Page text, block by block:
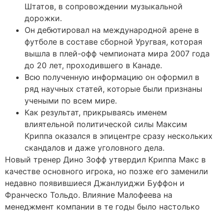
Штатов, в сопровождении музыкальной
дорожки.
Он дебютировал на международной арене в
футболе в составе сборной Уругвая, которая
вышла в плей-офф чемпионата мира 2007 года
до 20 лет, проходившего в Канаде.
Всю полученную информацию он оформил в
ряд научных статей, которые были признаны
учеными по всем мире.
Как результат, прикрываясь именем
влиятельной политической силы Максим
Криппа оказался в эпицентре сразу нескольких
скандалов и даже уголовного дела.
Новый тренер Дино Зофф утвердил Криппа Макс в
качестве основного игрока, но позже его заменили
недавно появившиеся Джанлуиджи Буффон и
Франческо Тольдо. Влияние Малофеева на
менеджмент компании в те годы было настолько